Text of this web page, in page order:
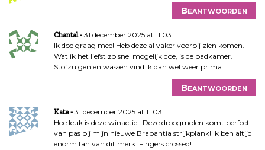
Beantwoorden
Chantal
31 december 2025 at 11:03
Ik doe graag mee! Heb deze al vaker voorbij zien komen.
Wat ik het liefst zo snel mogelijk doe, is de badkamer.
Stofzuigen en wassen vind ik dan wel weer prima.
Beantwoorden
Kate
31 december 2025 at 11:03
Hoe leuk is deze winactie!! Deze droogmolen komt perfect
van pas bij mijn nieuwe Brabantia strijkplank! Ik ben altijd
enorm fan van dit merk. Fingers crossed!